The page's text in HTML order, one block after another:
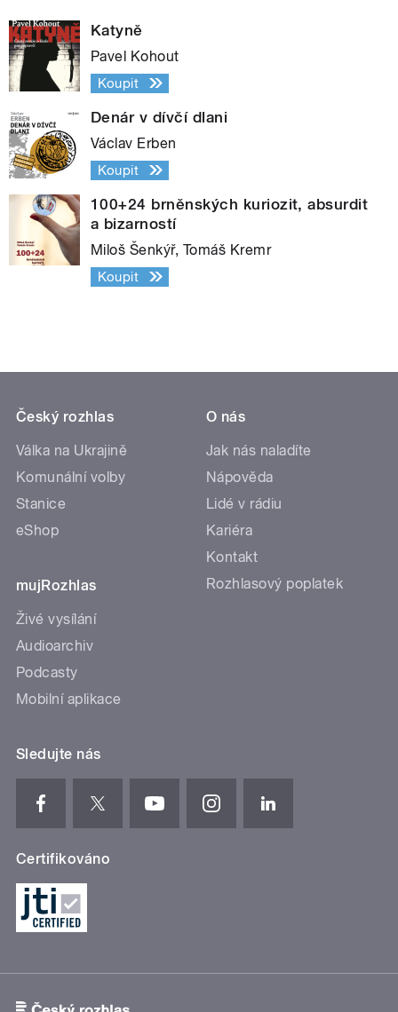
Katyně
Pavel Kohout
Koupit
Denár v dívčí dlani
Václav Erben
Koupit
100+24 brněnských kuriozit, absurdit
a bizarností
Miloš Šenkýř, Tomáš Kremr
Koupit
Český rozhlas
Válka na Ukrajině
Komunální volby
Stanice
eShop
mujRozhlas
Živé vysílání
Audioarchiv
Podcasty
Mobilní aplikace
O nás
Jak nás naladíte
Nápověda
Lidé v rádiu
Kariéra
Kontakt
Rozhlasový poplatek
Sledujte nás
Certifikováno